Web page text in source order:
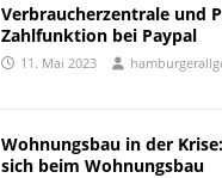
Verbraucherzentrale und
Zahlfunktion bei Paypal
11. Mai 2023
Wohnungsbau in der
sich beim Wohnungsbau